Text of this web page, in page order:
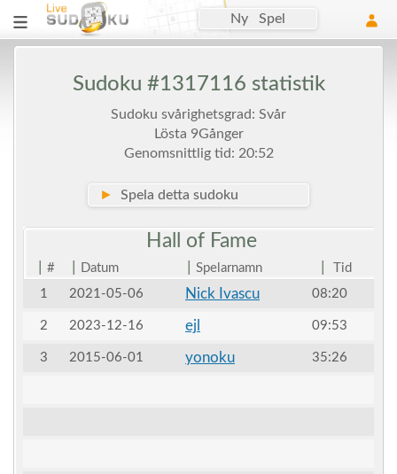
Ny Spel
Sudoku #1317116 statistik
Sudoku svårighetsgrad: Svår
Lösta 9Gånger
Genomsnittlig tid: 20:52
► Spela detta sudoku
Hall of Fame
# Datum Spelarnamn
Tid
1
2021-05-06 Nick Ivascu 08:20
2 2023-12-16 ejl 09:53
3 2015-06-01 yonoku 35:26